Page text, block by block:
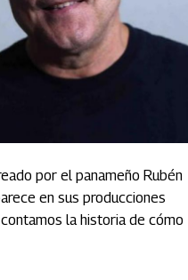
por el panameño Rubén
en sus producciones
la historia de cómo